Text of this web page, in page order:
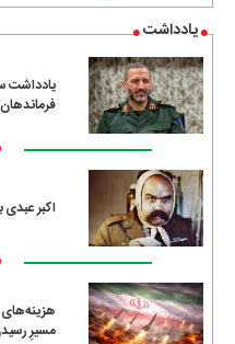
یادداشت
یادداشت
اکبر عبدی
مسیرِ